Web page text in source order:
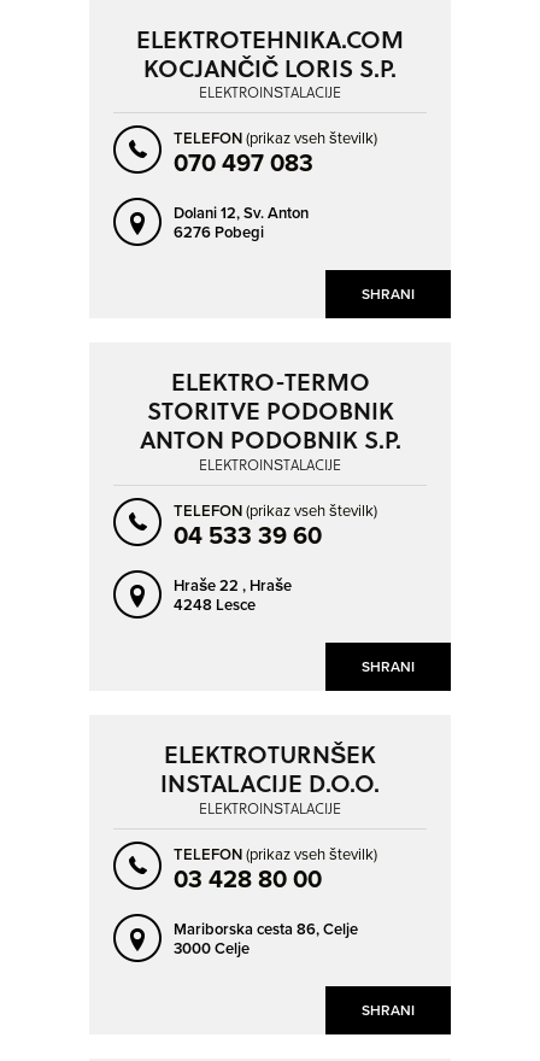
SHRANI
ELEKTROTEHNIKA.COM
KOCJANČIČ LORIS S.P.
ELEKTROINŠTALACIJE
TELEFON(prikaz vseh številk)
070 497 083
Dolani 12,Sv. Anton
6276 Pobegi
SHRANI
ELEKTRO-TERMO
STORITVE PODOBNIK
ANTON PODOBNIK S.P.
ELEKTROINŠTALACIJE
TELEFON(prikaz vseh številk)
04 533 39 60
Hraše 22 , Hraše
4248 Lesce
SHRANI
ELEKTROTURNŠEK
INSTALACIJE D.O.O.
ELEKTROINŠTALACIJE
TELEFON(prikaz vseh številk)
03 428 80 00
Mariborska cesta 86,Celje
3000 Celje